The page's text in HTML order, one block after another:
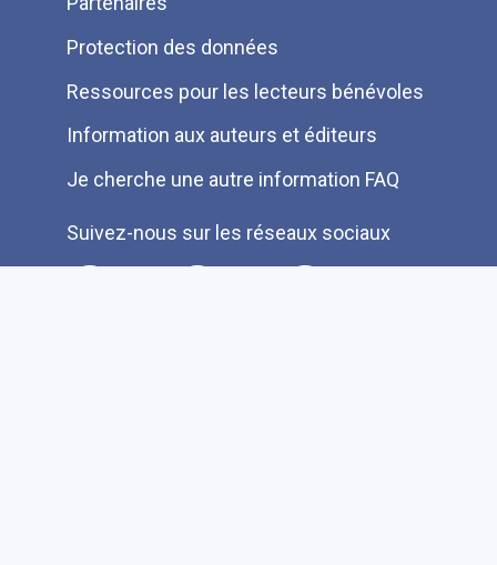
Protection des données
Ressources pour les lecteurs bénévoles
Information aux auteurs et éditeurs
Je cherche une autre information FAQ
Suivez-nous sur les réseaux sociaux